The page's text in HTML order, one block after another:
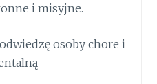
i misyjne.
osoby chore i